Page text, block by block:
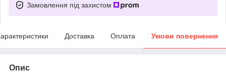
Замовлення під захистом
Доставка Оплата Умови повернення
Опис